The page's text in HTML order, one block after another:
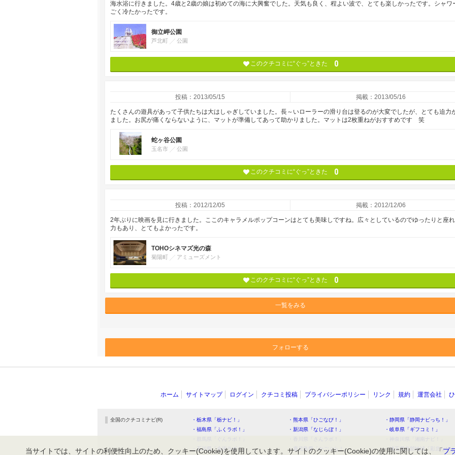
海水浴に行きました。4歳と2歳の娘は初めての海に大興奮でした。天気も良く、程よい波で、とても楽しかったです。シャワ
ごく冷たかったです。
御立岬公園
芦北町 公園
このクチコミに“ぐっ”ときた 0
投稿：2013/05/15 掲載：2013/05/16
たくさんの遊具があって子供たちは大はしゃぎしていました。長～いローラーの滑り台は登るのが大変でしたが、とても迫力
ました。お尻が痛くならないように、マットが準備してあって助かりました。マットは2枚重ねがおすすめです 笑
蛇ヶ谷公園
玉名市 公園
このクチコミに“ぐっ”ときた 0
投稿：2012/12/05 掲載：2012/12/06
2年ぶりに映画を見に行きました。ここのキャラメルポップコーンはとても美味しですね。広々としているのでゆったりと座
力もあり、とてもよかったです。
TOHOシネマズ光の森
菊陽町 アミューズメント
このクチコミに“ぐっ”ときた 0
一覧をみる
フォローする
ホーム サイトマップ ログイン クチコミ投稿 プライバシーポリシー リンク 規約 運営会社
全国のクチコミナビ(R) ・栃木県「栃ナビ！」 ・熊本県「ひごなび！」 ・静岡県「静岡ナビっち！」
・福島県「ふくラボ！」
・新潟県「なじらぼ！」 ・岐阜県「ギフコミ！」
・石川県「金沢ラボ！」
・鹿児島県「かごぶら！」 ・埼玉県北部地域「彩北なび
当サイトでは、サイトの利便性向上のため、クッキー(Cookie)を使用しています。サイトのクッキー(Cookie)の使用に関しては、「プ